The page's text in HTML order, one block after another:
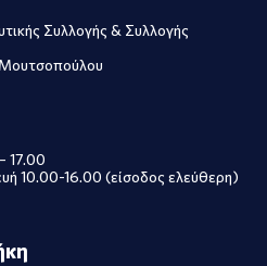
Συλλογής & Συλλογής
17.00
10.00-16.00 (είσοδος ελεύθερη)